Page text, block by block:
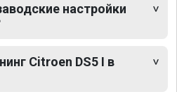
настройки
Citroen DS5 I в